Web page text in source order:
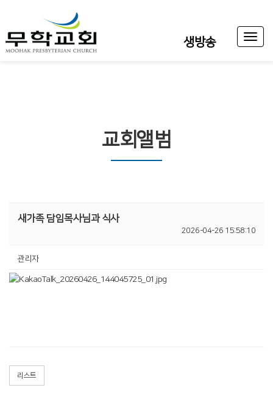
생방송
Toggle
교회앨범
새가족 담임목사님과 식사
2026-04-26 15:58:10
관리자
리스트